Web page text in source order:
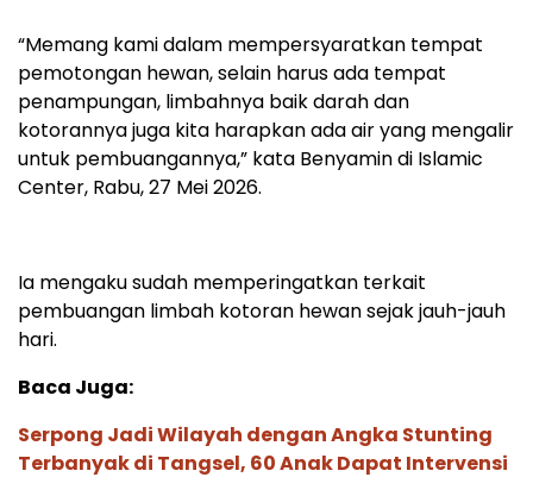
“Memang kami dalam mempersyaratkan tempat
pemotongan hewan, selain harus ada tempat
penampungan, limbahnya baik darah dan
kotorannya juga kita harapkan ada air yang mengalir
untuk pembuangannya,” kata Benyamin di Islamic
Center, Rabu, 27 Mei 2026.
Ia mengaku sudah memperingatkan terkait
pembuangan limbah kotoran hewan sejak jauh-jauh
hari.
Baca Juga:
Serpong Jadi Wilayah dengan Angka Stunting
Terbanyak di Tangsel, 60 Anak Dapat Intervensi